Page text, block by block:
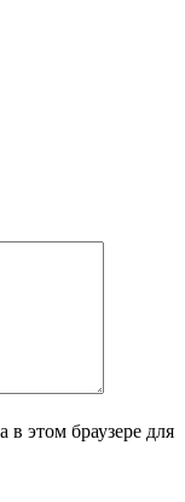
в этом браузере для